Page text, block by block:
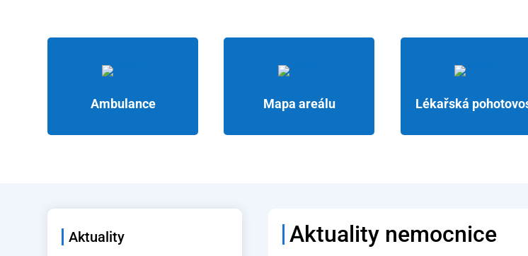
Ambulance Mapa areálu Lékařská
Aktuality Aktuality nemocnice